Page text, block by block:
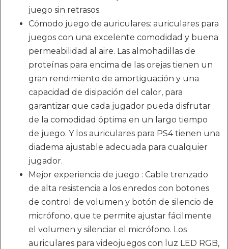
juego sin retrasos.
Cómodo juego de auriculares: auriculares para
juegos con una excelente comodidad y buena
permeabilidad al aire. Las almohadillas de
proteínas para encima de las orejas tienen un
gran rendimiento de amortiguación y una
capacidad de disipación del calor, para
garantizar que cada jugador pueda disfrutar
de la comodidad óptima en un largo tiempo
de juego. Y los auriculares para PS4 tienen una
diadema ajustable adecuada para cualquier
jugador.
Mejor experiencia de juego : Cable trenzado
de alta resistencia a los enredos con botones
de control de volumen y botón de silencio de
micrófono, que te permite ajustar fácilmente
el volumen y silenciar el micrófono. Los
auriculares para videojuegos con luz LED RGB,